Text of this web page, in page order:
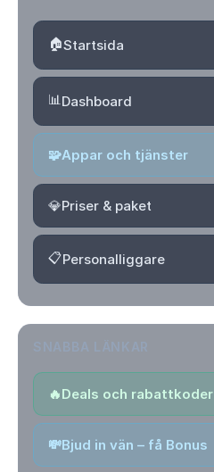
🏠Startsida
📊Dashboard
🧩Appar och tjänster
💎Priser & paket
📋Personalliggare
🔥Deals och rabattkoder
💸Bjud in vän – få Bonus